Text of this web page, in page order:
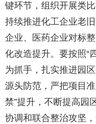
键环节，组织开展类
持续推进化工企业老
企业、医药企业对标
化改造提升。要按照“
为抓手，扎实推进园
源头防范，严把项目
禁”提升，不断提高园
协调和联合整治攻坚